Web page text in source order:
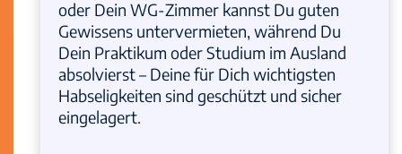
oder Dein WG-Zimmer kannst Du guten
Gewissens untervermieten, während Du
Dein Praktikum oder Studium im Ausland
absolvierst – Deine für Dich wichtigsten
Habseligkeiten sind geschützt und sicher
eingelagert.